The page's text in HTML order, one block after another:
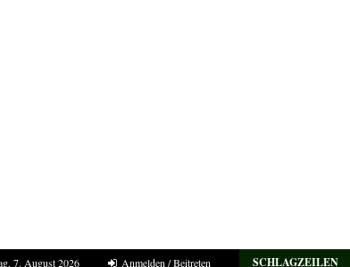
7. August 2026 Anmelden / Beitreten SCHLAGZEILEN
e.V. weist die moralische Schuld dem…